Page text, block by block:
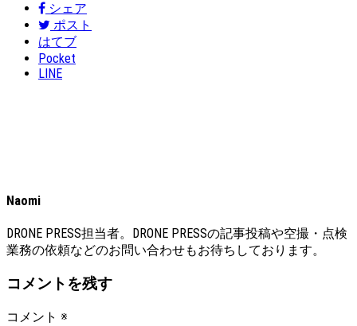
シェア
ポスト
はてブ
Pocket
LINE
Naomi
DRONE PRESS担当者。DRONE PRESSの記事投稿や空撮・点検
業務の依頼などのお問い合わせもお待ちしております。
コメントを残す
コメント ※